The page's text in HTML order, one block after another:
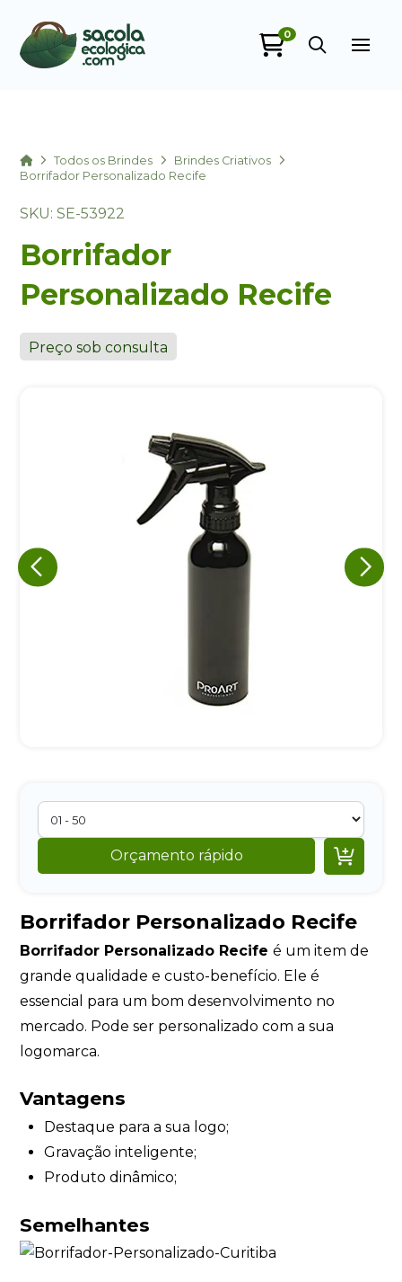
0
HomeTodos os Brindes
Brindes Criativos
Borrifador Personalizado Recife
SKU: SE-53922
Borrifador
Personalizado Recife
Preço sob consulta
Orçamento rápido 
Borrifador Personalizado Recife
Borrifador Personalizado Recifeé um item de
grande qualidade e custo-benefício. Ele é
essencial para um bom desenvolvimento no
mercado. Pode ser personalizado com a sua
logomarca.
Vantagens
Destaque para a sua logo;
Gravação inteligente;
Produto dinâmico;
Semelhantes
+55
Eu concordo em receber comunicações.
A nossa empresa está comprometida a proteger e respeitar
sua privacidade, utilizaremos seus dados apenas para fins
de marketing. Você pode alterar suas preferências a